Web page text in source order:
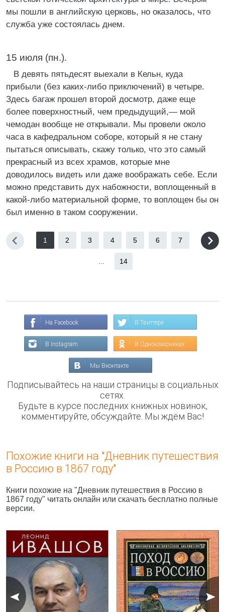
мы пошли в английскую церковь, но оказалось, что
служба уже состоялась днем.
15 июля (пн.).
В девять пятьдесят выехали в Кельн, куда
прибыли (без каких-либо приключений) в четыре.
Здесь багаж прошел второй досмотр, даже еще
более поверхностный, чем предыдущий,— мой
чемодан вообще не открывали. Мы провели около
часа в кафедральном соборе, который я не стану
пытаться описывать, скажу только, что это самый
прекрасный из всех храмов, которые мне
доводилось видеть или даже воображать себе. Если
можно представить дух набожности, воплощенный в
какой-либо материальной форме, то воплощен бы он
был именно в таком сооружении.
1 2 3 4 5 6 7
14
На Facebook В Твиттере
В Instagram В Одноклассниках
Мы Вконтакте
Подписывайтесь на наши страницы в социальных
сетях.
Будьте в курсе последних книжных новинок,
комментируйте, обсуждайте. Мы ждём Вас!
Похожие книги на "Дневник путешествия
в Россию в 1867 году"
Книги похожие на "Дневник путешествия в Россию в
1867 году" читать онлайн или скачать бесплатно полные
версии.